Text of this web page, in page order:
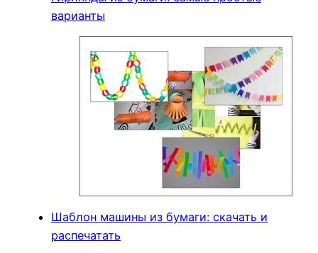
варианты
Шаблон машины из бумаги: скачать и
распечатать